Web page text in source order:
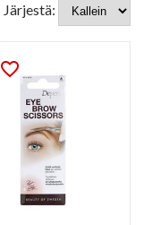
Järjestä:
favorite_border